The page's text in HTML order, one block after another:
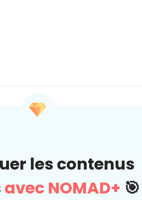
les contenus
avec NOMAD+ 🎯